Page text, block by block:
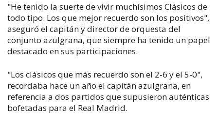
"He tenido la suerte de vivir muchísimos Clásicos de
todo tipo. Los que mejor recuerdo son los positivos",
aseguró el capitán y director de orquesta del
conjunto azulgrana, que siempre ha tenido un papel
destacado en sus participaciones.
"Los clásicos que más recuerdo son el 2-6 y el 5-0",
recordaba hace un año el capitán azulgrana, en
referencia a dos partidos que supusieron auténticas
bofetadas para el Real Madrid.